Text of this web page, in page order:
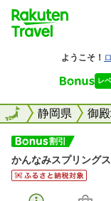
全国静岡県 御
全国
かんなみスプリング